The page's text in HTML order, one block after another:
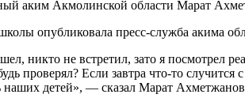
аким Акмолинской области Марат
опубликовала пресс-служба акима
никто не встретил, зато я посмотрел
проверял? Если завтра что-то случится
наших детей», — сказал Марат